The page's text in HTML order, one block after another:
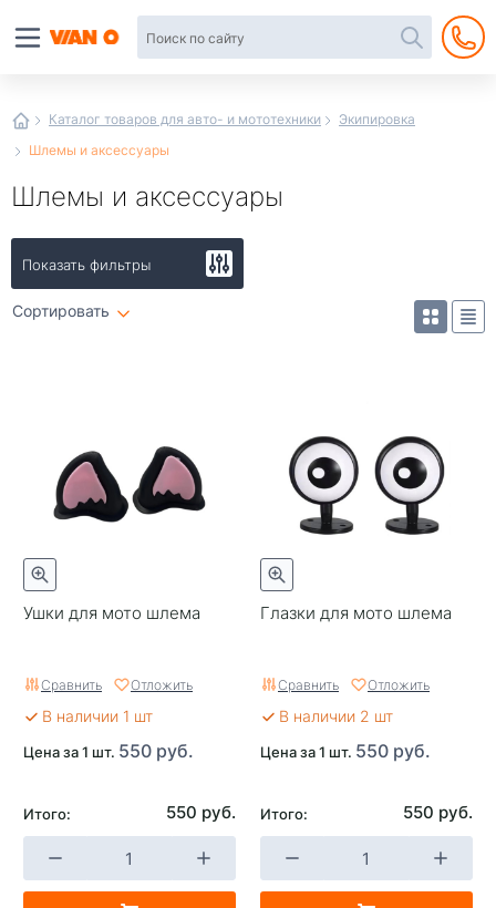
Каталог товаров для авто- и мототехники
Экипировка
Шлемы и аксессуары
Шлемы и аксессуары
Показать фильтры
Сортировать
Ушки для мото шлема
Сравнить Отложить
В наличии 1 шт
Цена за 1 шт. 550 руб.
Итого: 550 руб.
Глазки для мото шлема
Сравнить Отложить
В наличии 2 шт
Цена за 1 шт. 550 руб.
Итого: 550 руб.
интернет-